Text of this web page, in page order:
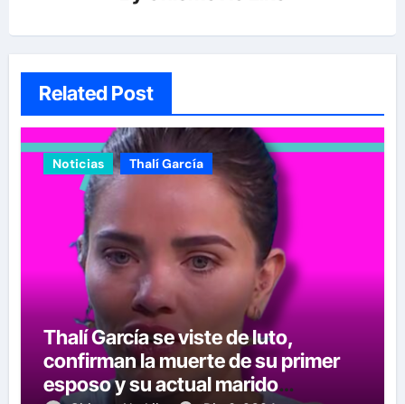
Related Post
Noticias Thalí García
Thalí García se viste de luto,
confirman la muerte de su primer
esposo y su actual marido